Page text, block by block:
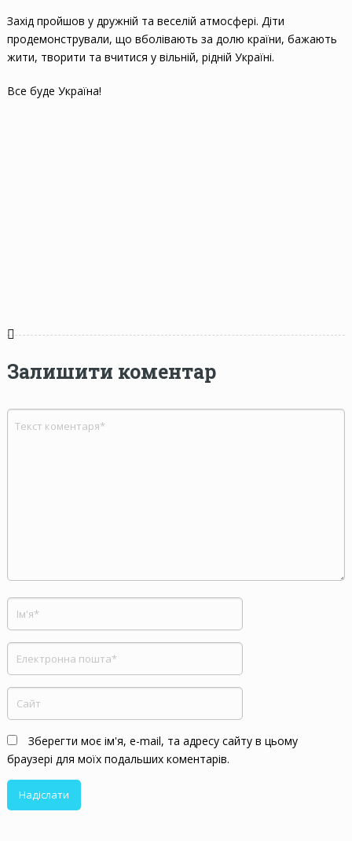
Захід пройшов у дружній та веселій атмосфері. Діти
продемонстрували, що вболівають за долю країни, бажають
жити, творити та вчитися у вільній, рідній Україні.
Все буде Україна!
Залишити коментар
Зберегти моє ім'я, e-mail, та адресу сайту в цьому
браузері для моїх подальших коментарів.